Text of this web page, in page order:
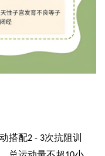
搭配2 - 3次抗阻训